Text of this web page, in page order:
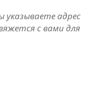
указываете адрес
с вами для